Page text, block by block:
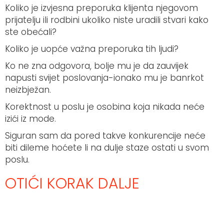
Koliko je izvjesna preporuka klijenta njegovom
prijatelju ili rodbini ukoliko niste uradili stvari kako
ste obećali?
Koliko je uopće važna preporuka tih ljudi?
Ko ne zna odgovora, bolje mu je da zauvijek
napusti svijet poslovanja-ionako mu je banrkot
neizbježan.
Korektnost u poslu je osobina koja nikada neće
izići iz mode.
Siguran sam da pored takve konkurencije neće
biti dileme hoćete li na dulje staze ostati u svom
poslu.
OTIĆI KORAK DALJE